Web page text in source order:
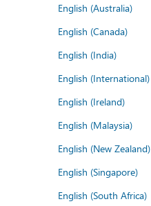
English (Australia)
English (Canada)
English (India)
English (International)
English (Ireland)
English (Malaysia)
English (New Zealand)
English (Singapore)
English (South Africa)